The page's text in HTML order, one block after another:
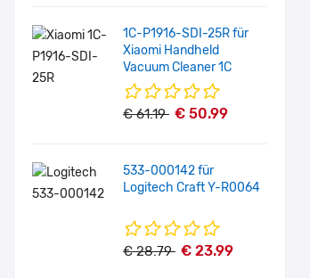
1C-P1916-SDI-25R für
Xiaomi Handheld
Vacuum Cleaner 1C
€ 61.19 € 50.99
533-000142 für
Logitech Craft Y-R0064
€ 28.79 € 23.99